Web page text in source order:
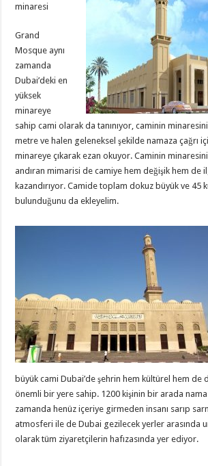
minaresi
Grand
Mosque aynı
zamanda
Dubai’deki en
yüksek
minareye
sahip cami olarak da tanınıyor, caminin
metre ve halen geleneksel şekilde namaza çağrı
minareye çıkarak ezan okuyor. Caminin
andıran mimarisi de camiye hem değişik hem de
kazandırıyor. Camide toplam dokuz büyük ve 45
bulunduğunu da ekleyelim.
büyük cami Dubai’de şehrin hem kültürel hem de
önemli bir yere sahip. 1200 kişinin bir arada
zamanda henüz içeriye girmeden insanı sarıp
atmosferi ile de Dubai gezilecek yerler arasında
olarak tüm ziyaretçilerin hafızasında yer ediyor.